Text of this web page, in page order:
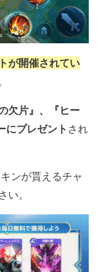
が開催されてい
欠片』、『ヒー
にプレゼント され
ンが貰えるチャ
い。